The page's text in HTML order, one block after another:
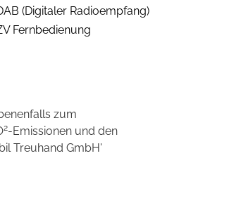
(Digitaler Radioempfang)
Fernbedienung
zum
2-Emissionen und den
Treuhand GmbH'